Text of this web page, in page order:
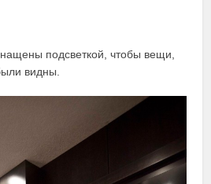
подсветкой, чтобы вещи,
видны.